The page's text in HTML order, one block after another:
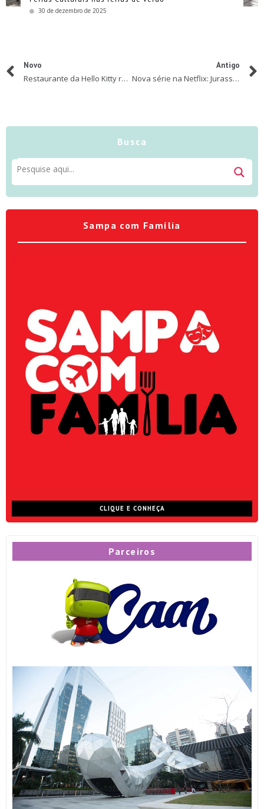
30 de dezembro de 2025
Novo
Restaurante da Hello Kitty reabre com novidades
Antigo
Nova série na Netflix: Jurassic World: Acampamento Jurássico
Busca
Sampa com Família
CLIQUE E CONHEÇA
Parceiros